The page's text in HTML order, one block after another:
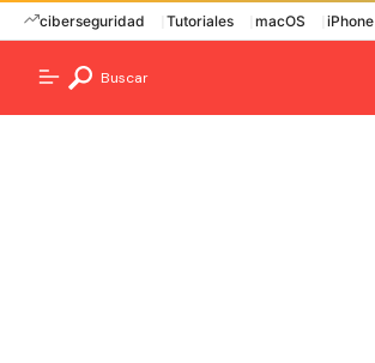
ciberseguridad Tutoriales macOS iPhone
Buscar